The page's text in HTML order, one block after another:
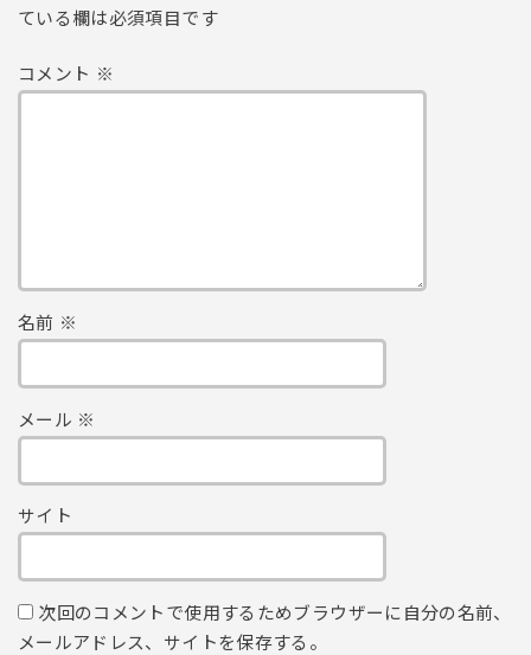
ている欄は必須項目です
コメント ※
名前 ※
メール ※
サイト
次回のコメントで使用するためブラウザーに自分の名前、
メールアドレス、サイトを保存する。